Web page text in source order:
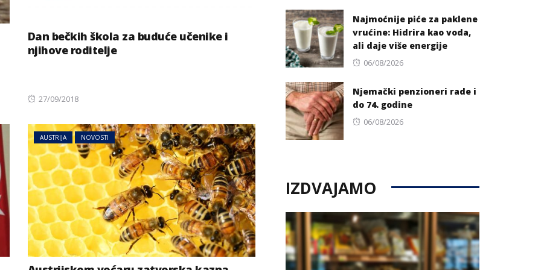
Dan bečkih škola za buduće učenike i
njihove roditelje
Posted
27/09/2018
AUSTRIJA NOVOSTI
Najmoćnije piće za paklene
vrućine: Hidrira kao voda,
ali daje više energije
Posted
06/08/2026
Njemački penzioneri rade i
do 74. godine
Posted
06/08/2026
IZDVAJAMO